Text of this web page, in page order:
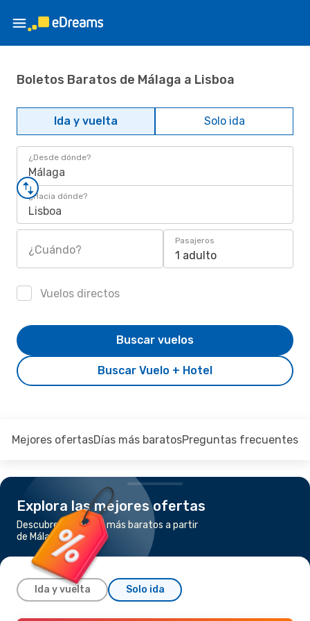
Boletos Baratos de Málaga a Lisboa
Ida y vuelta Solo ida
¿Desde dónde?
Málaga
¿Hacia dónde?
Lisboa
¿Cuándo?
Pasajeros
1 adulto
Vuelos directos
Buscar Vuelo + Hotel
Buscar vuelos
Mejores ofertasDías más baratosPreguntas frecuentes
Explora las mejores ofertas
Descubre los vuelos más baratos a partir
de Málaga a Lisboa
Ida y vuelta Solo ida